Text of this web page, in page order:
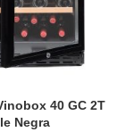
40 GC 2T
Negra